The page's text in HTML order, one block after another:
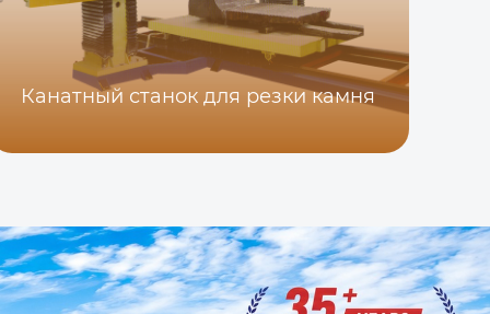
Канатный станок для резки камня